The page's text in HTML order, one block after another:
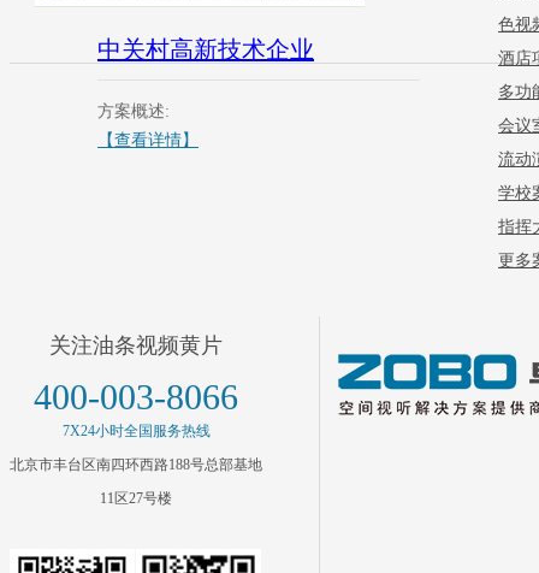
中关村高新技术企业
方案概述:
【查看详情】
色视
酒店
多功
会议
流动
学校
指挥
更多
关注油条视频黄片
400-003-8066
7X24小时全国服务热线
北京市丰台区南四环西路188号总部基地
11区27号楼